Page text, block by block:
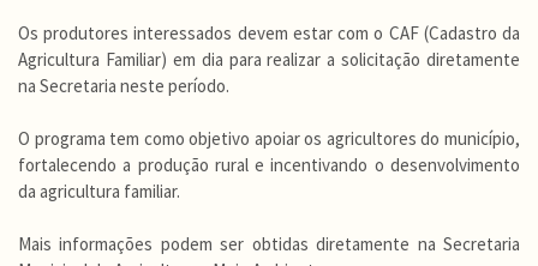
Os produtores interessados devem estar com o CAF (Cadastro da
Agricultura Familiar) em dia para realizar a solicitação diretamente
na Secretaria neste período.
O programa tem como objetivo apoiar os agricultores do município,
fortalecendo a produção rural e incentivando o desenvolvimento
da agricultura familiar.
Mais informações podem ser obtidas diretamente na Secretaria